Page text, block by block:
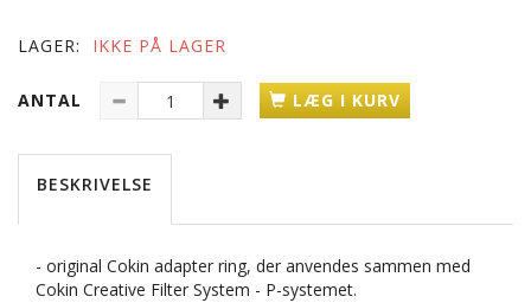
LAGER: IKKE PÅ LAGER
ANTAL LÆG I KURV
BESKRIVELSE
- original Cokin adapter ring, der anvendes sammen med
Cokin Creative Filter System - P-systemet.